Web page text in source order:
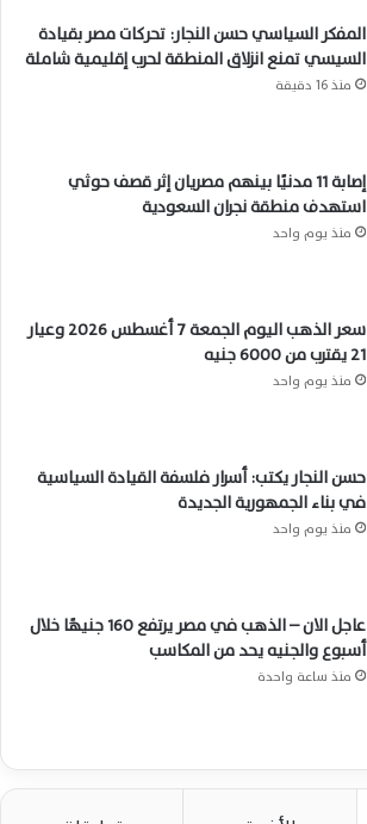
المفكر السياسي حسن النجار: تحركات مصر بقيادة
السيسي تمنع انزلاق المنطقة لحرب إقليمية شاملة
منذ 16 دقيقة
إصابة 11 مدنيًا بينهم مصريان إثر قصف حوثي
استهدف منطقة نجران السعودية
منذ يوم واحد
سعر الذهب اليوم الجمعة 7 أغسطس 2026 وعيار
21 يقترب من 6000 جنيه
منذ يوم واحد
حسن النجار يكتب: أسرار فلسفة القيادة السياسية
في بناء الجمهورية الجديدة
منذ يوم واحد
عاجل الان – الذهب في مصر يرتفع 160 جنيهًا خلال
أسبوع والجنيه يحد من المكاسب
منذ ساعة واحدة